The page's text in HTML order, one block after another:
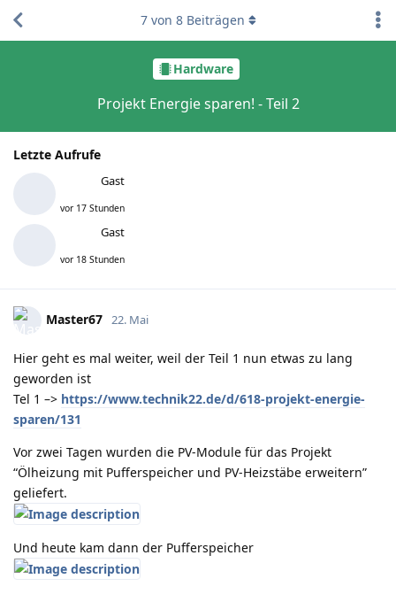
Hardware
Projekt Energie sparen! - Teil 2
Letzte Aufrufe
Gast
vor 17 Stunden
Gast
vor 18 Stunden
7von 8Beiträgen
Master67 22. Mai
Hier geht es mal weiter, weil der Teil 1 nun etwas zu lang
geworden ist
Tel 1 –> https://www.technik22.de/d/618-projekt-energie-
sparen/131
Vor zwei Tagen wurden die PV-Module für das Projekt
“Ölheizung mit Pufferspeicher und PV-Heizstäbe erweitern”
geliefert.
Und heute kam dann der Pufferspeicher